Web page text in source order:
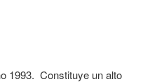
1993. Constituye un alto